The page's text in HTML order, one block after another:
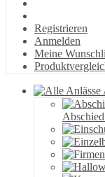
Registrieren
Anmelden
Meine